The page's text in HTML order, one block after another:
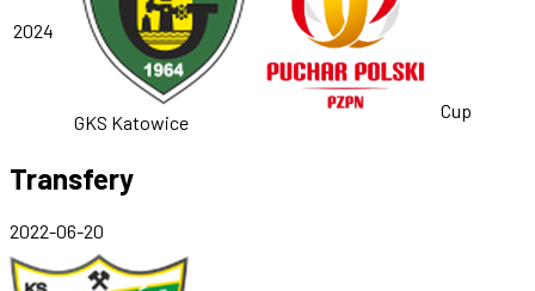
2024
GKS Katowice
Cup
Transfery
2022-06-20